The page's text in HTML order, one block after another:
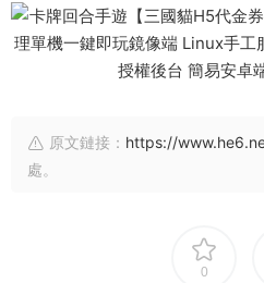
原文鏈接： https://
處。
0